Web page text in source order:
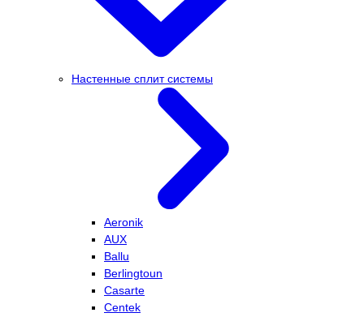
Настенные сплит системы
Aeronik
AUX
Ballu
Berlingtoun
Casarte
Centek